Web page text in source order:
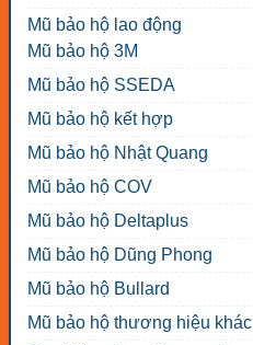
Mũ bảo hộ lao động
Mũ bảo hộ 3M
Mũ bảo hộ SSEDA
Mũ bảo hộ kết hợp
Mũ bảo hộ Nhật Quang
Mũ bảo hộ COV
Mũ bảo hộ Deltaplus
Mũ bảo hộ Dũng Phong
Mũ bảo hộ Bullard
Mũ bảo hộ thương hiệu khác